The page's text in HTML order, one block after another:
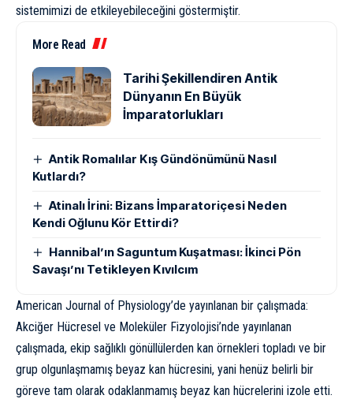
sistemimizi de etkileyebileceğini göstermiştir.
More Read
Tarihi Şekillendiren Antik
Dünyanın En Büyük
İmparatorlukları
Antik Romalılar Kış Gündönümünü Nasıl
Kutlardı?
Atinalı İrini: Bizans İmparatoriçesi Neden
Kendi Oğlunu Kör Ettirdi?
Hannibal’ın Saguntum Kuşatması: İkinci Pön
Savaşı’nı Tetikleyen Kıvılcım
American Journal of Physiology’de yayınlanan bir çalışmada:
Akciğer Hücresel ve Moleküler Fizyolojisi’nde yayınlanan
çalışmada, ekip sağlıklı gönüllülerden kan örnekleri topladı ve bir
grup olgunlaşmamış beyaz kan hücresini, yani henüz belirli bir
göreve tam olarak odaklanmamış beyaz kan hücrelerini izole etti.